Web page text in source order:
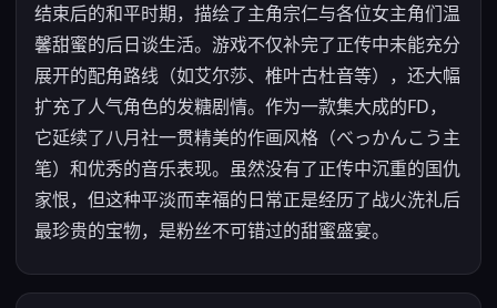
结束后的和平时期，描绘了主角宗仁与各位女主角们温
馨甜蜜的后日谈生活。游戏不仅补完了正传中未能充分
展开的配角路线（如艾尔莎、椎叶古杜音等），还大幅
扩充了人气角色的发糖剧情。作为一款集大成的FD，
它延续了八月社一贯精美的作画风格（べっかんこう主
笔）和优秀的音乐表现。虽然没有了正传中沉重的国仇
家恨，但这种平淡而幸福的日常正是经历了战火洗礼后
最珍贵的宝物，是粉丝不可错过的甜蜜盛宴。